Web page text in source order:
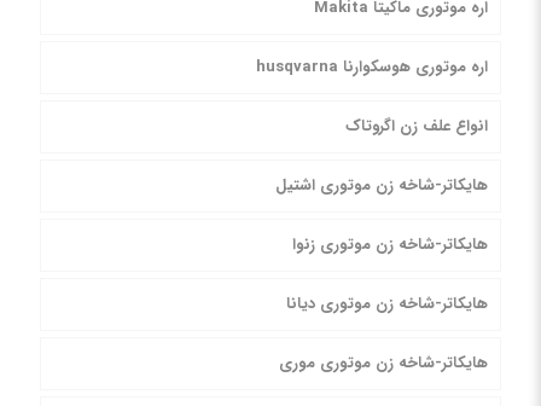
اره موتوری ماکیتا Makita
اره موتوری هوسکوارنا husqvarna
انواع علف زن اگروتاک
هایکاتر-شاخه زن موتوری اشتیل
هایکاتر-شاخه زن موتوری زنوا
هایکاتر-شاخه زن موتوری دیانا
هایکاتر-شاخه زن موتوری موری